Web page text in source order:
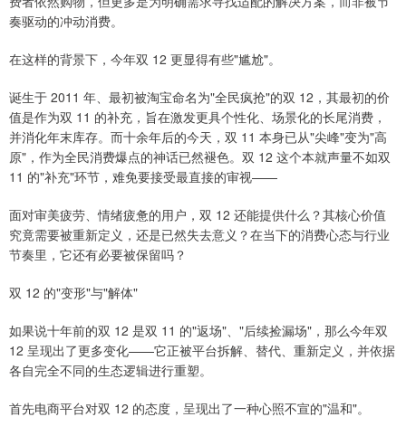
奏驱动的冲动消费。
在这样的背景下，今年双 12 更显得有些"尴尬"。
诞生于 2011 年、最初被淘宝命名为"全民疯抢"的双 12，其最初的价
值是作为双 11 的补充，旨在激发更具个性化、场景化的长尾消费，
并消化年末库存。而十余年后的今天，双 11 本身已从"尖峰"变为"高
原"，作为全民消费爆点的神话已然褪色。双 12 这个本就声量不如双
11 的"补充"环节，难免要接受最直接的审视——
面对审美疲劳、情绪疲惫的用户，双 12 还能提供什么？其核心价值
究竟需要被重新定义，还是已然失去意义？在当下的消费心态与行业
节奏里，它还有必要被保留吗？
双 12 的"变形"与"解体"
如果说十年前的双 12 是双 11 的"返场"、"后续捡漏场"，那么今年双
12 呈现出了更多变化——它正被平台拆解、替代、重新定义，并依据
各自完全不同的生态逻辑进行重塑。
首先电商平台对双 12 的态度，呈现出了一种心照不宣的"温和"。